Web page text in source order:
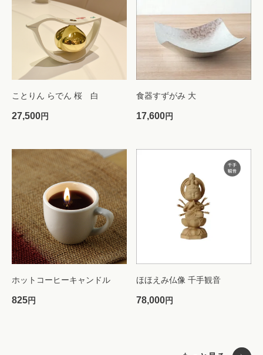
ことりん らでん 桜 白
27,500円
食器すずがみ 大
17,600円
ホットコーヒーキャンドル
825円
ほほえみ仏像 千手観音
78,000円